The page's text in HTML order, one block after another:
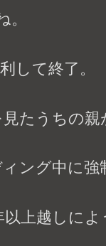
して終了。
たうちの親
ング中に強
上越しによ